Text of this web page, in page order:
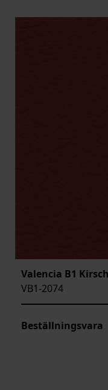
Valencia B1
VB1-2074
Beställningsvara